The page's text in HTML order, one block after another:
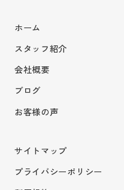
ホーム
スタッフ紹介
会社概要
ブログ
お客様の声
サイトマップ
プライバシーポリシー